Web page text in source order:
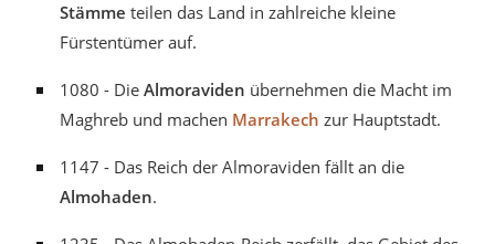
Stämme teilen das Land in zahlreiche kleine
Fürstentümer auf.
1080 - Die Almoraviden übernehmen die Macht im
Maghreb und machen Marrakech zur Hauptstadt.
1147 - Das Reich der Almoraviden fällt an die
Almohaden.